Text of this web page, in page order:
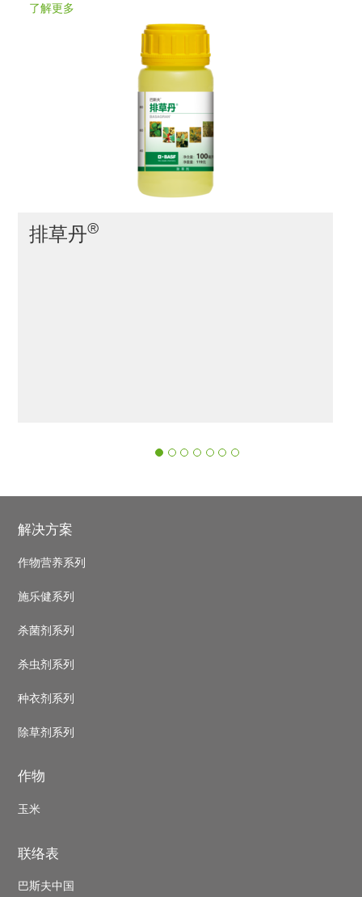
排草丹®
了解更多
Footer
解决方案
作物营养系列
施乐健系列
杀菌剂系列
杀虫剂系列
种衣剂系列
除草剂系列
作物
玉米
联络表
巴斯夫中国